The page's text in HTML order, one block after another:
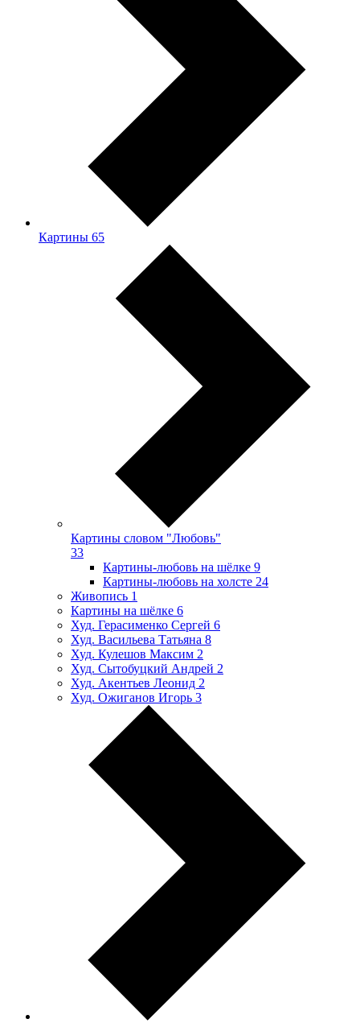
Картины 65
Картины словом "Любовь"
33
Картины-любовь на шёлке 9
Картины-любовь на холсте 24
Живопись 1
Картины на шёлке 6
Худ. Герасименко Сергей 6
Худ. Васильева Татьяна 8
Худ. Кулешов Максим 2
Худ. Сытобуцкий Андрей 2
Худ. Акентьев Леонид 2
Худ. Ожиганов Игорь 3